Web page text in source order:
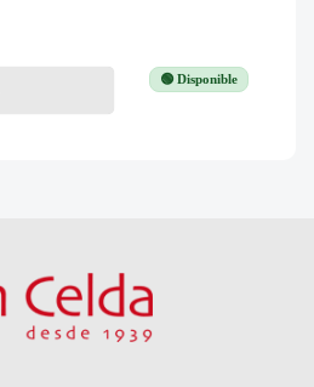
🟢 Disponible